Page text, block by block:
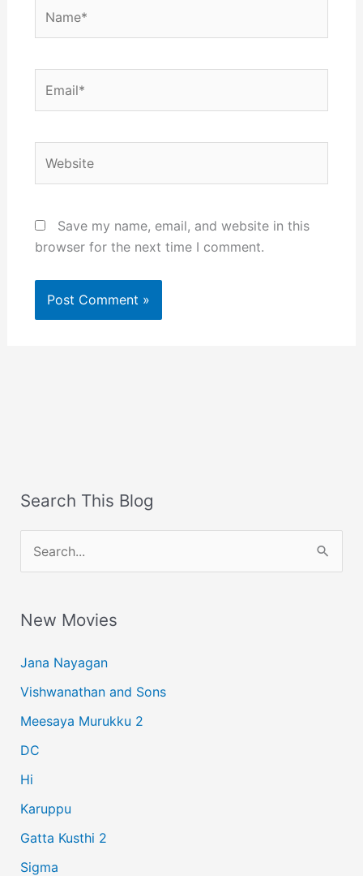
Save my name, email, and website in this
browser for the next time I comment.
Search This Blog
e
r
h
f
o
r
:
New Movies
Jana Nayagan
Vishwanathan and Sons
Meesaya Murukku 2
DC
Hi
Karuppu
Gatta Kusthi 2
Sigma